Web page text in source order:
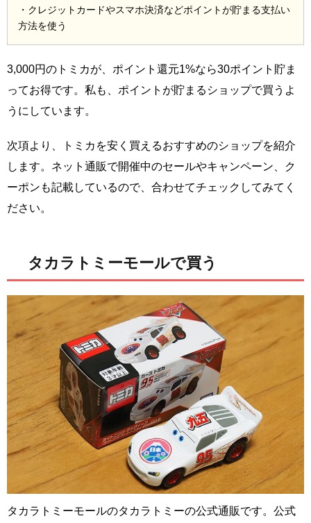
・クレジットカードやスマホ決済などポイントが貯まる支払い
方法を使う
3,000円のトミカが、ポイント還元1%なら30ポイント貯ま
ってお得です。私も、ポイントが貯まるショップで買うよ
うにしています。
次項より、トミカを安く買えるおすすめのショップを紹介
します。ネット通販で開催中のセールやキャンペーン、ク
ーポンも記載しているので、合わせてチェックしてみてく
ださい。
タカラトミーモールで買う
タカラトミーモールのタカラトミーの公式通販です。公式